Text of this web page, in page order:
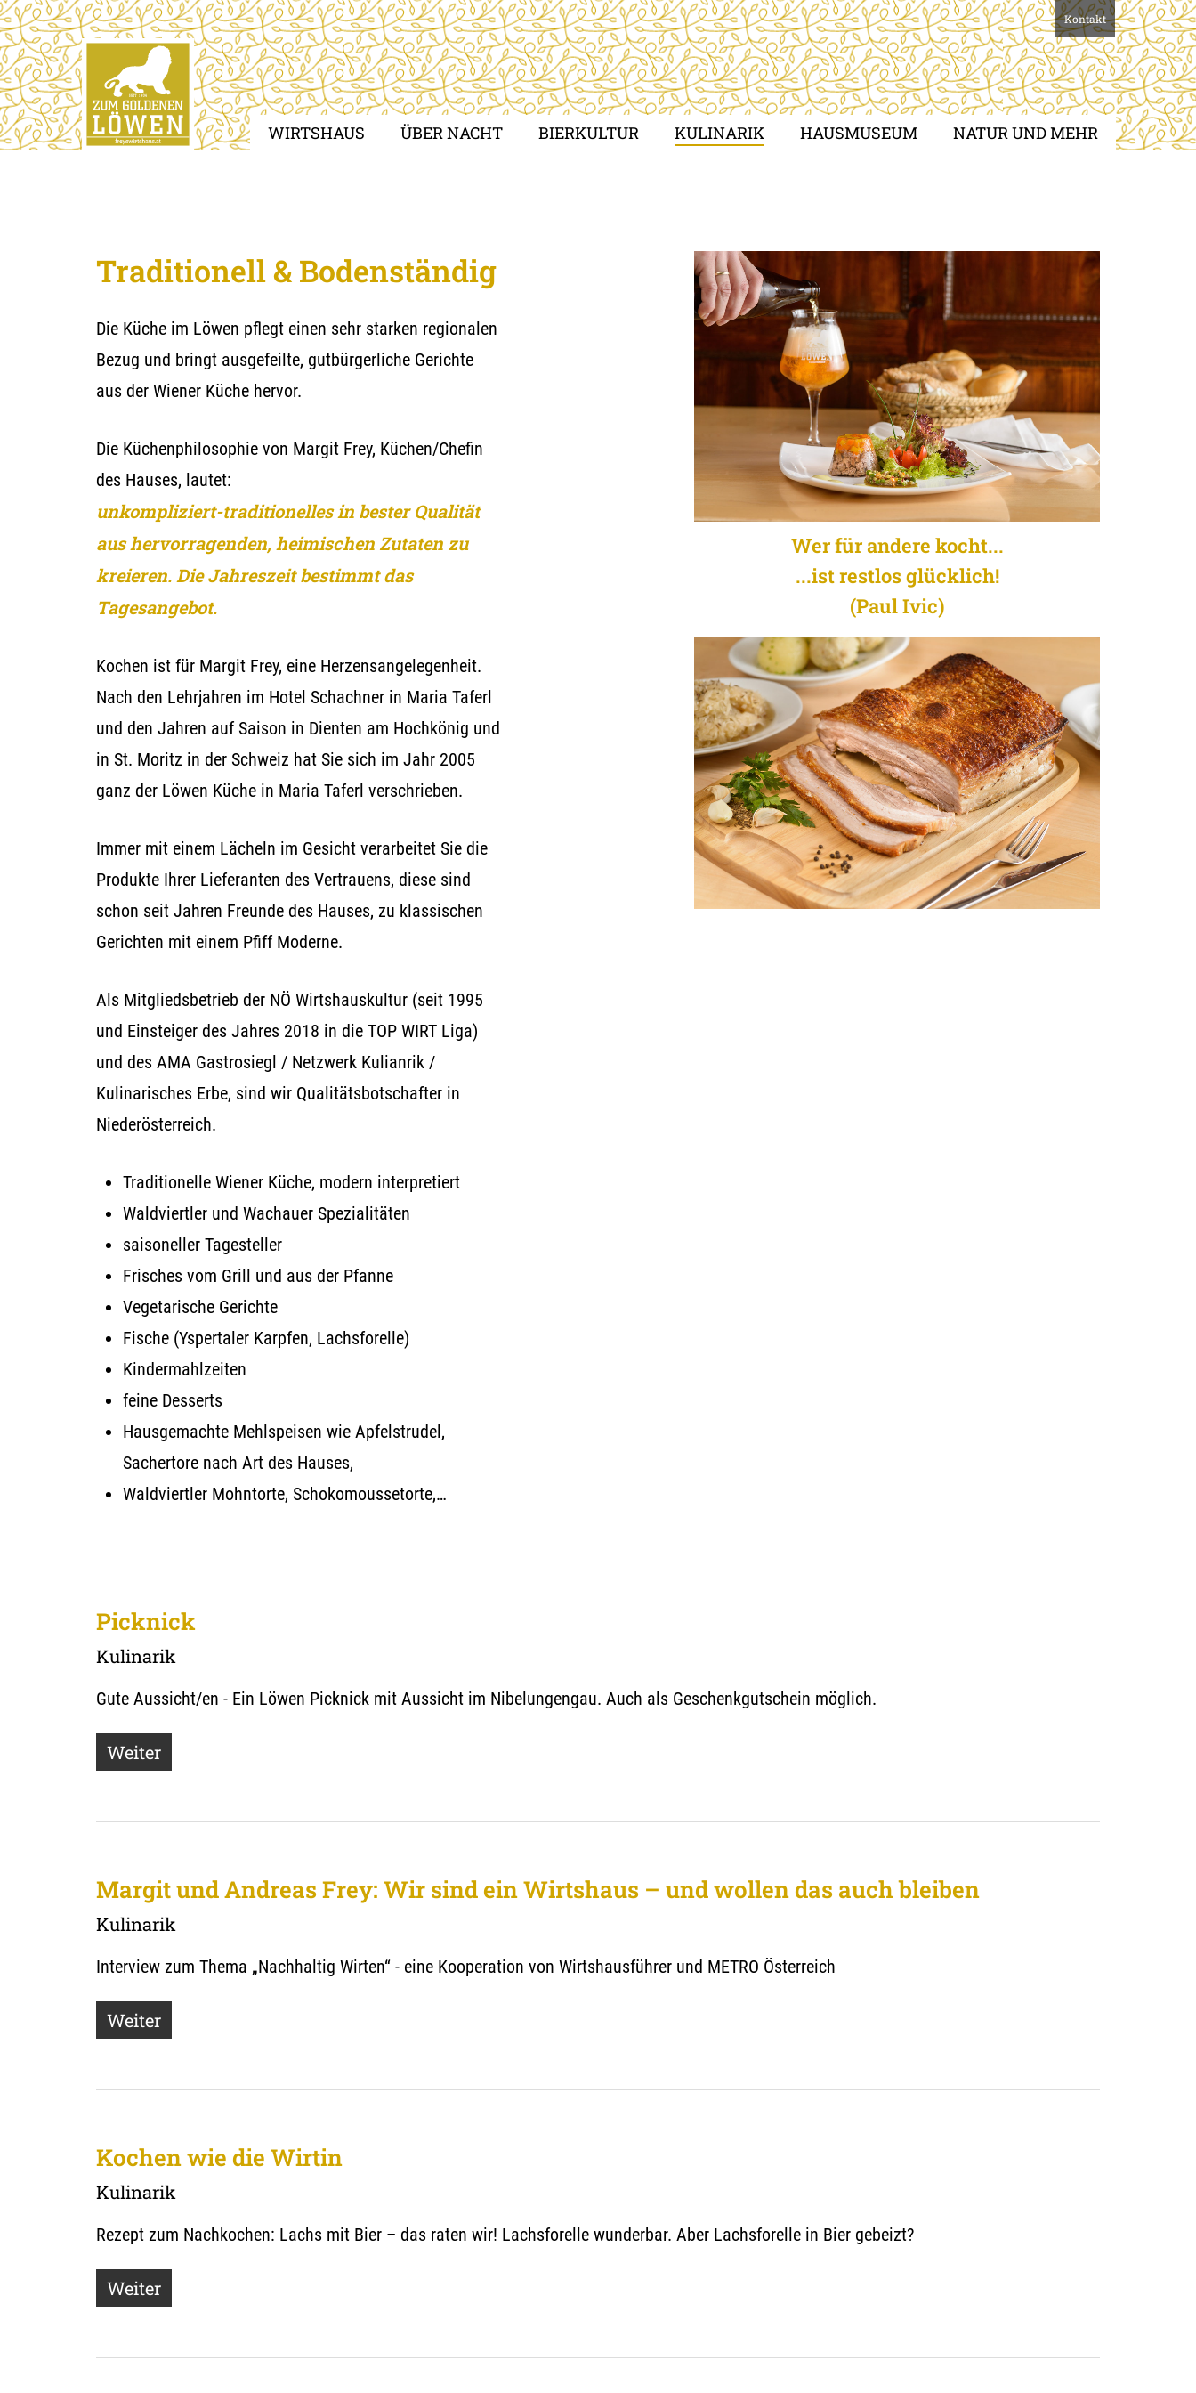
Skip
to
main
content
Kontakt
WIRTSHAUS ÜBER NACHT BIERKULTUR KULINARIK HAUSMUSEUM NATUR UND MEHR
Traditionell & Bodenständig
Die Küche im Löwen pflegt einen sehr starken regionalen
Bezug und bringt ausgefeilte, gutbürgerliche Gerichte
aus der Wiener Küche hervor.
Die Küchenphilosophie von Margit Frey, Küchen/Chefin
des Hauses, lautet:
unkompliziert-traditionelles in bester Qualität
aus hervorragenden, heimischen Zutaten zu
kreieren. Die Jahreszeit bestimmt das
Tagesangebot.
Kochen ist für Margit Frey, eine Herzensangelegenheit.
Nach den Lehrjahren im Hotel Schachner in Maria Taferl
und den Jahren auf Saison in Dienten am Hochkönig und
in St. Moritz in der Schweiz hat Sie sich im Jahr 2005
ganz der Löwen Küche in Maria Taferl verschrieben.
Immer mit einem Lächeln im Gesicht verarbeitet Sie die
Produkte Ihrer Lieferanten des Vertrauens, diese sind
schon seit Jahren Freunde des Hauses, zu klassischen
Gerichten mit einem Pfiff Moderne.
Als Mitgliedsbetrieb der NÖ Wirtshauskultur (seit 1995
und Einsteiger des Jahres 2018 in die TOP WIRT Liga)
und des AMA Gastrosiegl / Netzwerk Kulianrik /
Kulinarisches Erbe, sind wir Qualitätsbotschafter in
Niederösterreich.
Traditionelle Wiener Küche, modern interpretiert
Waldviertler und Wachauer Spezialitäten
saisoneller Tagesteller
Frisches vom Grill und aus der Pfanne
Vegetarische Gerichte
Fische (Yspertaler Karpfen, Lachsforelle)
Kindermahlzeiten
feine Desserts
Hausgemachte Mehlspeisen wie Apfelstrudel,
Sachertore nach Art des Hauses,
Waldviertler Mohntorte, Schokomoussetorte,…
Wer für andere kocht...
...ist restlos glücklich!
(Paul Ivic)
Picknick
Kulinarik
Gute Aussicht/en - Ein Löwen Picknick mit Aussicht im Nibelungengau. Auch als Geschenkgutschein möglich.
Weiter
Margit und Andreas Frey: Wir sind ein Wirtshaus – und wollen das auch bleiben
Kulinarik
Interview zum Thema „Nachhaltig Wirten“ - eine Kooperation von Wirtshausführer und METRO Österreich
Weiter
Kochen wie die Wirtin
Kulinarik
Rezept zum Nachkochen: Lachs mit Bier – das raten wir! Lachsforelle wunderbar. Aber Lachsforelle in Bier gebeizt?
Weiter